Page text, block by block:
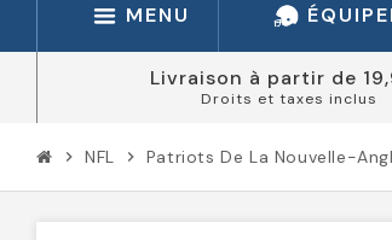
MENU
Livraison à partir de
Droits et taxes inclus
chevron_right NFL chevron_right Patriots De La Nouvelle-